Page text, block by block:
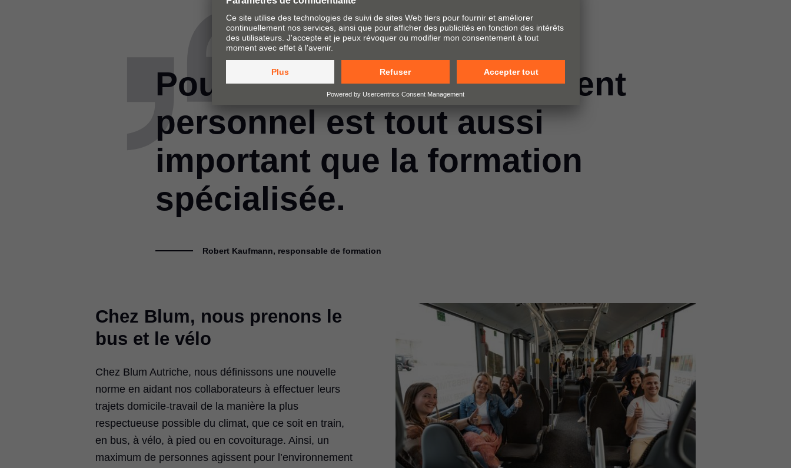
Pour nous, le développement
personnel est tout aussi
important que la formation
spécialisée.
Robert Kaufmann, responsable de formation
Chez Blum, nous prenons le
bus et le vélo
Chez Blum Autriche, nous définissons une nouvelle
norme en aidant nos collaborateurs à effectuer leurs
trajets domicile-travail de la manière la plus
respectueuse possible du climat, que ce soit en train,
en bus, à vélo, à pied ou en covoiturage. Ainsi, un
maximum de personnes agissent pour l’environnement